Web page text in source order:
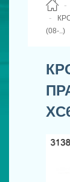
(08-..)